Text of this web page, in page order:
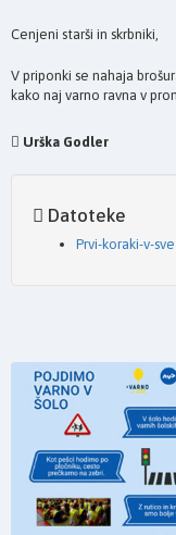
Cenjeni starši in skrbniki,
V priponki se nahaja
kako naj varno ravna v
Urška Godler
Datoteke
Prvi-koraki-v-